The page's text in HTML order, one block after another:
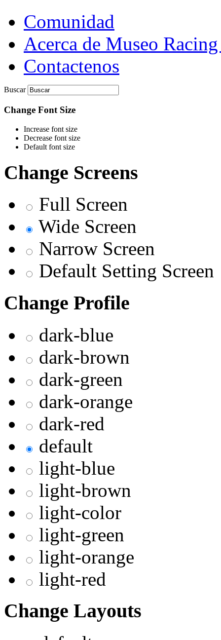
Comunidad
Acerca de Museo
Contactenos
Buscar
Change Font Size
Increase font size
Decrease font size
Default font size
Change Screens
Full Screen
Wide Screen
Narrow Screen
Default Setting Screen
Change Profile
dark-blue
dark-brown
dark-green
dark-orange
dark-red
default
light-blue
light-brown
light-color
light-green
light-orange
light-red
Change Layouts